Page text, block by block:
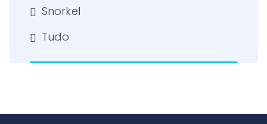
Snorkel
Tudo